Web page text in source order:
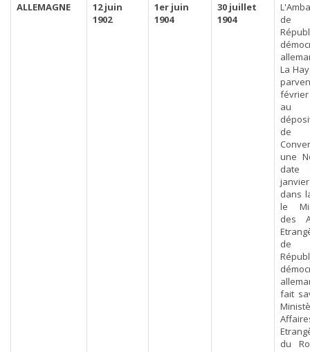
ALLEMAGNE
12 juin
1902
1er juin
1904
30 juillet
1904
La
au
une
date
dans
le
des
fait
du